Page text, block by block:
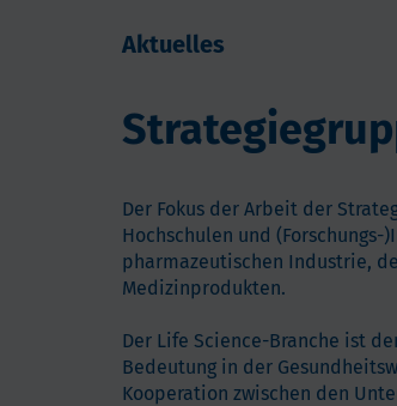
Aktuelles
Der Fokus der Arbeit der
Hochschulen und
pharmazeutischen Industrie,
Medizinprodukten.
Der Life Science-Branche ist
Bedeutung in der
Kooperation zwischen den